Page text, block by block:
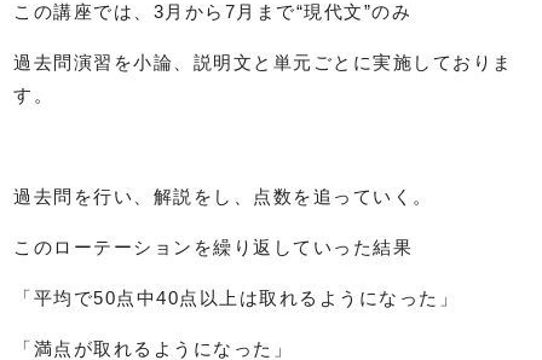
この講座では、3月から7月まで“現代文”のみ
過去問演習を小論、説明文と単元ごとに実施しておりま
す。
過去問を行い、解説をし、点数を追っていく。
このローテーションを繰り返していった結果
「平均で50点中40点以上は取れるようになった」
「満点が取れるようになった」